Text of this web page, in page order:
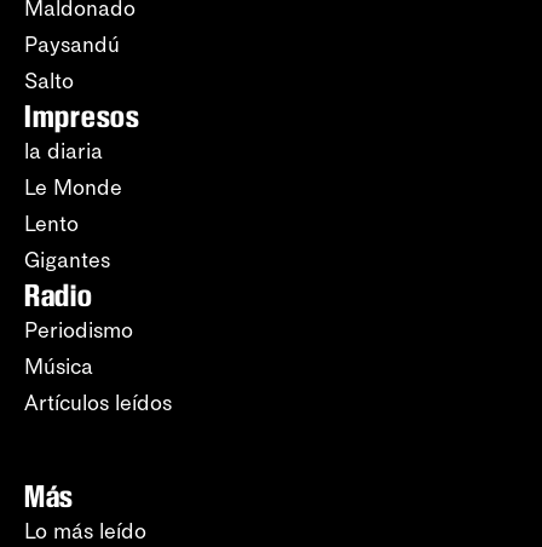
Maldonado
Paysandú
Salto
Impresos
la diaria
Le Monde
Lento
Gigantes
Radio
Periodismo
Música
Artículos leídos
Más
Lo más leído